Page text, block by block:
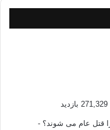
قتل عام می شوند؟ -